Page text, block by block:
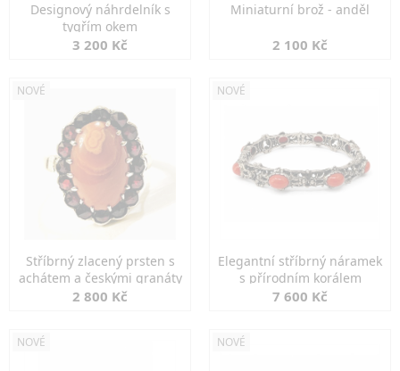
Designový náhrdelník s
tygřím okem
3 200 Kč
Miniaturní brož - anděl
2 100 Kč
NOVÉ
Stříbrný zlacený prsten s
achátem a českými granáty
2 800 Kč
NOVÉ
Elegantní stříbrný náramek
s přírodním korálem
7 600 Kč
NOVÉ NOVÉ